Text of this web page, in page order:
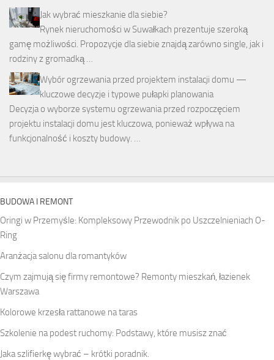
Jak wybrać mieszkanie dla siebie?
Rynek nieruchomości w Suwałkach prezentuje szeroką
gamę możliwości. Propozycje dla siebie znajdą zarówno single, jak i
rodziny z gromadką …
Wybór ogrzewania przed projektem instalacji domu —
kluczowe decyzje i typowe pułapki planowania
Decyzja o wyborze systemu ogrzewania przed rozpoczęciem
projektu instalacji domu jest kluczowa, ponieważ wpływa na
funkcjonalność i koszty budowy. …
BUDOWA I REMONT
Oringi w Przemyśle: Kompleksowy Przewodnik po Uszczelnieniach O-
Ring
Aranżacja salonu dla romantyków
Czym zajmują się firmy remontowe? Remonty mieszkań, łazienek
Warszawa
Kolorowe krzesła rattanowe na taras
Szkolenie na podest ruchomy: Podstawy, które musisz znać
Jaka szlifierkę wybrać – krótki poradnik.